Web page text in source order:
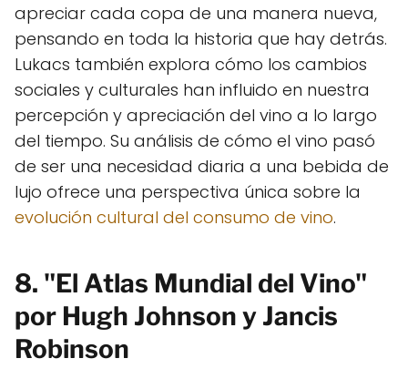
apreciar cada copa de una manera nueva,
pensando en toda la historia que hay detrás.
Lukacs también explora cómo los cambios
sociales y culturales han influido en nuestra
percepción y apreciación del vino a lo largo
del tiempo. Su análisis de cómo el vino pasó
de ser una necesidad diaria a una bebida de
lujo ofrece una perspectiva única sobre la
evolución cultural del consumo de vino.
8. "El Atlas Mundial del Vino"
por Hugh Johnson y Jancis
Robinson